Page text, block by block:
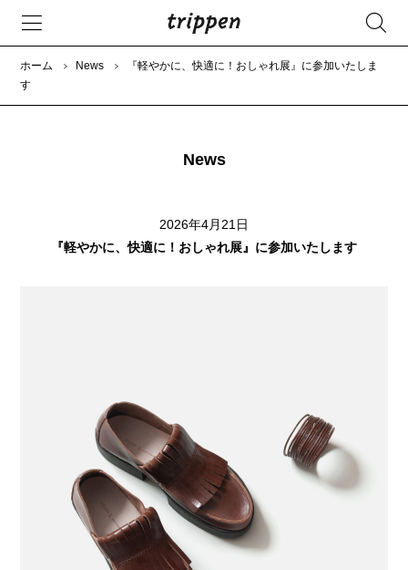
ホーム News
『軽やかに、快適に！おしゃれ展』に参加いたしま
す
News
2026年4月21日
『軽やかに、快適に！おしゃれ展』に参加いたします